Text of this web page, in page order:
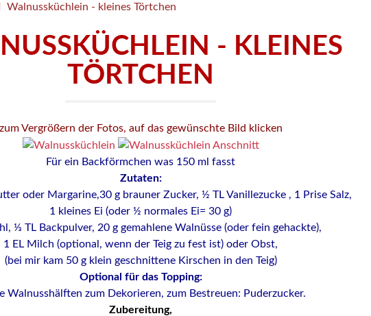
Walnussküchlein - kleines Törtchen
- KLEINES
TÖRTCHEN
zum Vergrößern der Fotos, auf das gewünschte Bild klicken
Für ein Backförmchen was 150 ml fasst
Zutaten:
oder Margarine,30 g brauner Zucker, ½ TL Vanillezucke , 1 Prise Salz,
1 kleines Ei (oder ½ normales Ei= 30 g)
⅓ TL Backpulver, 20 g gemahlene Walnüsse (oder fein gehackte),
1 EL Milch (optional, wenn der Teig zu fest ist) oder Obst,
(bei mir kam 50 g klein geschnittene Kirschen in den Teig)
Optional für das Topping:
Walnusshälften zum Dekorieren, zum Bestreuen: Puderzucker.
Zubereitung,